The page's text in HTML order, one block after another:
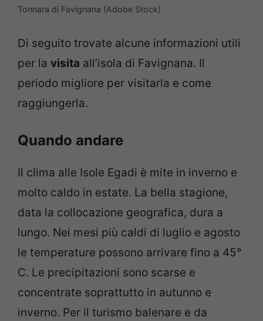
Tonnara di Favignana (Adobe Stock)
Di seguito trovate alcune informazioni utili
per la visita all’isola di Favignana. Il
periodo migliore per visitarla e come
raggiungerla.
Quando andare
Il clima alle Isole Egadi è mite in inverno e
molto caldo in estate. La bella stagione,
data la collocazione geografica, dura a
lungo. Nei mesi più caldi di luglio e agosto
le temperature possono arrivare fino a 45°
C. Le precipitazioni sono scarse e
concentrate soprattutto in autunno e
inverno. Per il turismo balenare e da